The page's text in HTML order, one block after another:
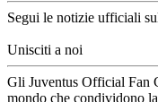
Segui le notizie ufficiali
Unisciti a noi
Gli Juventus Official Fan
mondo che condividono